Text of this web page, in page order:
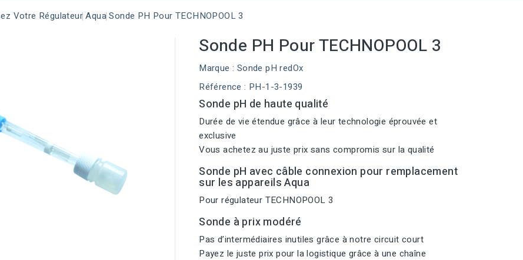
Votre Régulateur Aqua Sonde PH Pour TECHNOPOOL 3
Sonde PH Pour TECHNOPOOL 3
Marque : Sonde pH redOx
Référence : PH-1-3-1939
Sonde pH de haute qualité
Durée de vie étendue grâce à leur technologie éprouvée et
exclusive
Vous achetez au juste prix sans compromis sur la qualité
Sonde pH avec câble connexion pour remplacement
sur les appareils Aqua
Pour régulateur TECHNOPOOL 3
Sonde à prix modéré
Pas d’intermédiaires inutiles grâce à notre circuit court
Payez le juste prix pour la logistique grâce à une chaîne